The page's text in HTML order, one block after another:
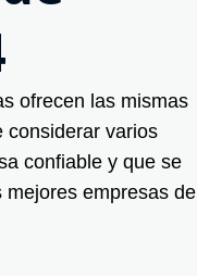
ofrecen las mismas
considerar varios
confiable y que se
empresas de